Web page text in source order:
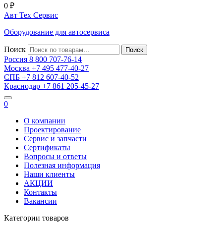
0 ₽
Авт Тех Сервис
Оборудование для автосервиса
Поиск
Россия 8 800 707-76-14
Москва +7 495 477-40-27
СПБ +7 812 607-40-52
Краснодар +7 861 205-45-27
0
О компании
Проектирование
Сервис и запчасти
Сертификаты
Вопросы и ответы
Полезная информация
Наши клиенты
АКЦИИ
Контакты
Вакансии
Категории товаров